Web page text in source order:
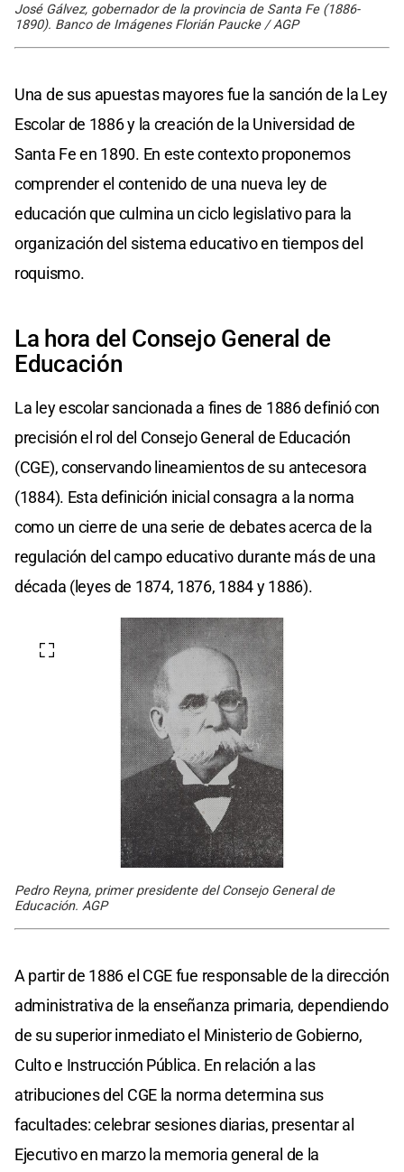
José Gálvez, gobernador de la provincia de Santa Fe (1886-
1890). Banco de Imágenes Florián Paucke / AGP
Una de sus apuestas mayores fue la sanción de la Ley
Escolar de 1886 y la creación de la Universidad de
Santa Fe en 1890. En este contexto proponemos
comprender el contenido de una nueva ley de
educación que culmina un ciclo legislativo para la
organización del sistema educativo en tiempos del
roquismo.
La hora del Consejo General de
Educación
La ley escolar sancionada a fines de 1886 definió con
precisión el rol del Consejo General de Educación
(CGE), conservando lineamientos de su antecesora
(1884). Esta definición inicial consagra a la norma
como un cierre de una serie de debates acerca de la
regulación del campo educativo durante más de una
década (leyes de 1874, 1876, 1884 y 1886).
Pedro Reyna, primer presidente del Consejo General de
Educación. AGP
A partir de 1886 el CGE fue responsable de la dirección
administrativa de la enseñanza primaria, dependiendo
de su superior inmediato el Ministerio de Gobierno,
Culto e Instrucción Pública. En relación a las
atribuciones del CGE la norma determina sus
facultades: celebrar sesiones diarias, presentar al
Ejecutivo en marzo la memoria general de la